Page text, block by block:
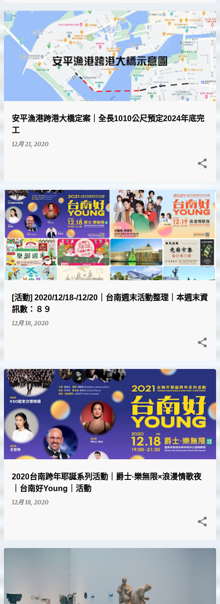
安平漁港跨港大橋定案｜全長1010公尺預定2024年底完
工
12月 21, 2020
[活動] 2020/12/18-/12/20｜台南週末活動整理｜本週末資
訊數：８９
12月 18, 2020
2020台南跨年耶誕系列活動｜爵士·樂無限×浪漫情歌夜
｜台南好Young｜活動
12月 18, 2020